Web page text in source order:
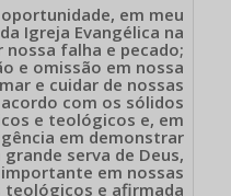
em meu
Igreja Evangélica na
falha e pecado;
e omissão em nossa
e cuidar de nossas
com os sólidos
e teológicos e, em
em demonstrar
serva de Deus,
em nossas
teológicos e afirmada